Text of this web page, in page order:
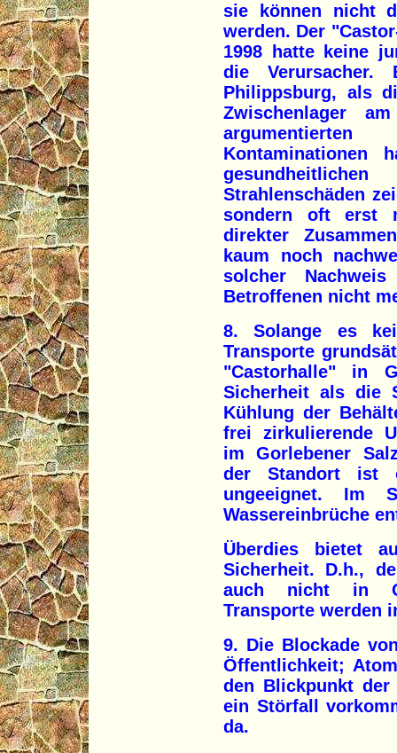
sie können nicht
werden. Der
1998 hatte keine
die Verursacher.
Philippsburg, als
Zwischenlager
Kontaminationen
Strahlenschäden
sondern oft erst
direkter
kaum noch
solcher
Betroffenen nicht
8. Solange es
Transporte
"Castorhalle" in
Sicherheit als die
Kühlung der
frei zirkulierende
im Gorlebener
der Standort ist
ungeeignet. Im
Wassereinbrüche
Überdies bietet
Sicherheit. D.h.,
auch nicht in
Transporte werden
9. Die Blockade
Öffentlichkeit;
den Blickpunkt der
ein Störfall
da.